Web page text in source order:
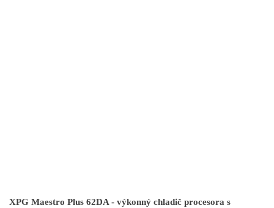
XPG Maestro Plus 62DA - výkonný chladič procesora s